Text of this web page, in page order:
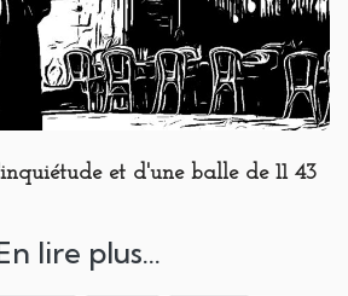
et d'une balle de 11 43
lire plus...